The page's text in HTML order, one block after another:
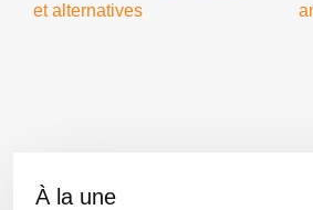
et alternatives
À la une